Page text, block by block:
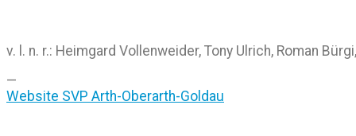
v. l. n. r.: Heimgard Vollenweider, Tony Ulrich, Roman
—
Website SVP Arth-Oberarth-Goldau